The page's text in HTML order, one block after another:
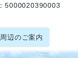
5000020390003
辺のご案内